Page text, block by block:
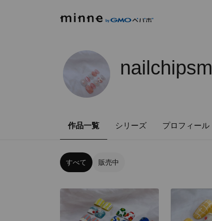
nailchipsm
作品一覧 シリーズ プロフィール
すべて 販売中